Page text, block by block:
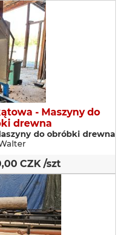
- Maszyny do
drewna
do obróbki drewna
CZK /szt